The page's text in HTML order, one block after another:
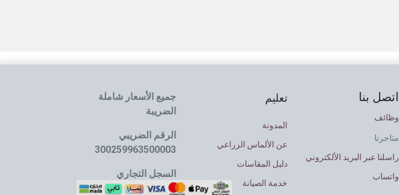
اتصل بنا
وظائف
متاجرنا
راسلنا عبر البريد الألكتروني
واتساب
تعليم
المدونة
عن الألماس الزراعي
دليل المقاسات
خدمة الصيانة
جميع الأسعار شاملة
الضريبة
الرقم الضريبي
300259963500003
السجل التجاري
4030064637